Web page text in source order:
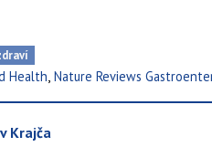
Health, Nature Reviews
Krajča